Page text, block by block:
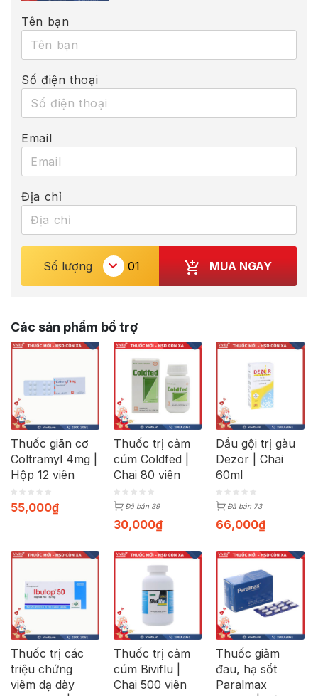
Tên bạn
Số điện thoại
Email
Địa chỉ
Số lượng MUA NGAY
Các sản phẩm bổ trợ
Thuốc giãn cơ
Coltramyl 4mg |
Hộp 12 viên
55,000₫
Thuốc trị cảm
cúm Coldfed |
Chai 80 viên
Đã bán 39
30,000₫
Dầu gội trị gàu
Dezor | Chai
60ml
Đã bán 73
66,000₫
Thuốc trị các
triệu chứng
viêm dạ dày
Thuốc trị cảm
cúm Biviflu |
Chai 500 viên
Thuốc giảm
đau, hạ sốt
Paralmax